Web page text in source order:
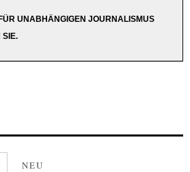
UNABHÄNGIGEN JOURNALISMUS
SIE.
NEU